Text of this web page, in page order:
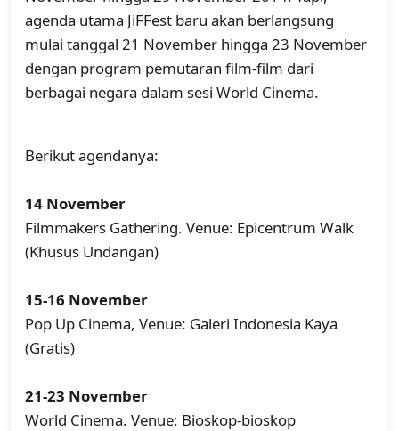
agenda utama JiFFest baru akan berlangsung
mulai tanggal 21 November hingga 23 November
dengan program pemutaran film-film dari
berbagai negara dalam sesi World Cinema.
Berikut agendanya:
14 November
Filmmakers Gathering. Venue: Epicentrum Walk
(Khusus Undangan)
15-16 November
Pop Up Cinema, Venue: Galeri Indonesia Kaya
(Gratis)
21-23 November
World Cinema. Venue: Bioskop-bioskop